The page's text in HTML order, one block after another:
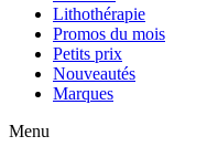
Lithothérapie
Promos du mois
Petits prix
Nouveautés
Marques
Menu